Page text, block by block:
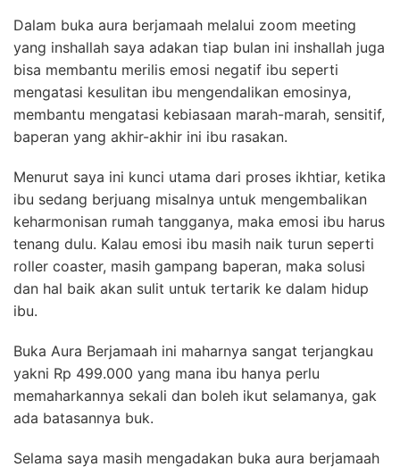
Dalam buka aura berjamaah melalui zoom meeting
yang inshallah saya adakan tiap bulan ini inshallah juga
bisa membantu merilis emosi negatif ibu seperti
mengatasi kesulitan ibu mengendalikan emosinya,
membantu mengatasi kebiasaan marah-marah, sensitif,
baperan yang akhir-akhir ini ibu rasakan.
Menurut saya ini kunci utama dari proses ikhtiar, ketika
ibu sedang berjuang misalnya untuk mengembalikan
keharmonisan rumah tangganya, maka emosi ibu harus
tenang dulu. Kalau emosi ibu masih naik turun seperti
roller coaster, masih gampang baperan, maka solusi
dan hal baik akan sulit untuk tertarik ke dalam hidup
ibu.
Buka Aura Berjamaah ini maharnya sangat terjangkau
yakni Rp 499.000 yang mana ibu hanya perlu
memaharkannya sekali dan boleh ikut selamanya, gak
ada batasannya buk.
Selama saya masih mengadakan buka aura berjamaah